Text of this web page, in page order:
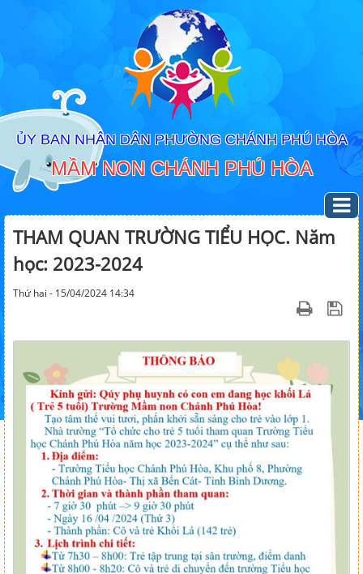
ỦY BAN NHÂN DÂN PHƯỜNG CHÁNH PHÚ HÒA
MẦM NON CHÁNH PHÚ HÒA
THAM QUAN TRƯỜNG TIỂU HỌC. Năm
học: 2023-2024
Thứ hai - 15/04/2024 14:34